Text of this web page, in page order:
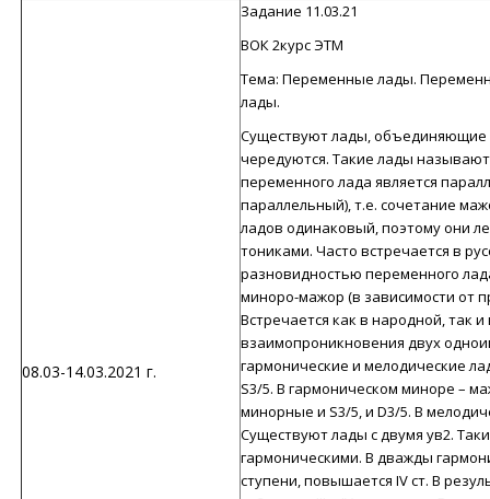
08.03-14.03.2021 г.
Задание 11.03.21
ВОК 2курс ЭТМ
Тема: Переменные лады.
лады.
Существуют лады, объединяющие
чередуются. Такие лады
переменного лада является
параллельный), т.е. сочетание
ладов одинаковый, поэтому они
тониками. Часто встречается в
разновидностью переменного
миноро-мажор (в зависимости от
Встречается как в народной, так
взаимопроникновения двух
гармонические и мелодические
S3/5. В гармоническом миноре –
минорные и S3/5, и D3/5. В
Существуют лады с двумя ув2.
гармоническими. В дважды
ступени, повышается IV ст. В